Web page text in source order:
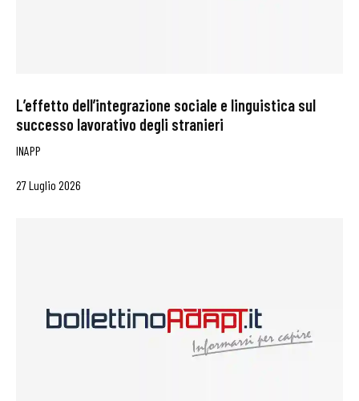
L’effetto dell’integrazione sociale e linguistica sul
successo lavorativo degli stranieri
INAPP
27 Luglio 2026